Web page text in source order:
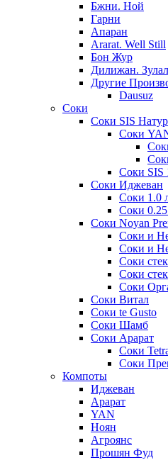
Бжни. Ной
Гарни
Апаран
Ararat. Well Still
Бон Жур
Дилижан. Зулал
Другие
Dausuz
Соки
Соки SIS
Соки
Соки SIS
Соки Иджеван
Соки 1.0
Соки
Соки Noyan
Соки и
Соки и
Соки
Соки
Соки
Соки Витал
Соки te Gusto
Соки Шамб
Соки Арарат
Соки
Соки
Компоты
Иджеван
Арарат
YAN
Ноян
Агроянс
Прошян Фуд